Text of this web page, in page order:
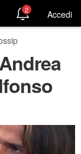
2 Accedi